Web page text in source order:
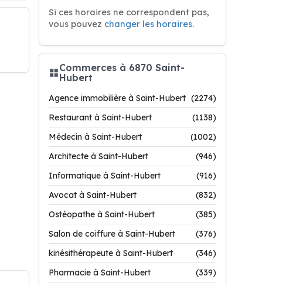
Si ces horaires ne correspondent pas,
vous pouvez changer les horaires.
Commerces à 6870 Saint-
Hubert
Agence immobilière à Saint-Hubert (2274)
Restaurant à Saint-Hubert
(1138)
Médecin à Saint-Hubert
(1002)
Architecte à Saint-Hubert
(946)
Informatique à Saint-Hubert
(916)
Avocat à Saint-Hubert
(832)
Ostéopathe à Saint-Hubert
(385)
Salon de coiffure à Saint-Hubert
(376)
kinésithérapeute à Saint-Hubert
(346)
Pharmacie à Saint-Hubert
(339)